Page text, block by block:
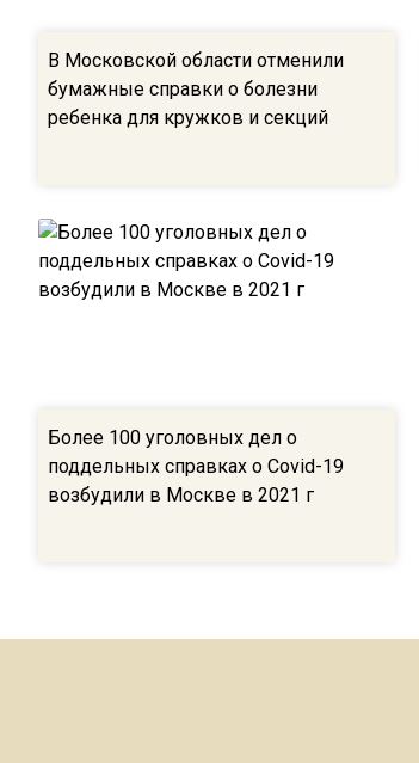
В Московской области отменили
бумажные справки о болезни
ребенка для кружков и секций
Более 100 уголовных дел о
поддельных справках о Covid-19
возбудили в Москве в 2021 г